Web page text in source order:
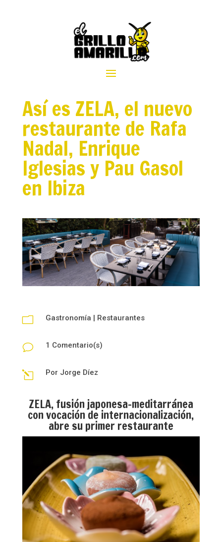
Así es ZELA, el nuevo
restaurante de Rafa
Nadal, Enrique
Iglesias y Pau Gasol
en Ibiza
m Gastronomía | Restaurantes
v 1 Comentario(s)
l Por Jorge Díez
ZELA, fusión japonesa-meditarránea
con vocación de internacionalización,
abre su primer restaurante